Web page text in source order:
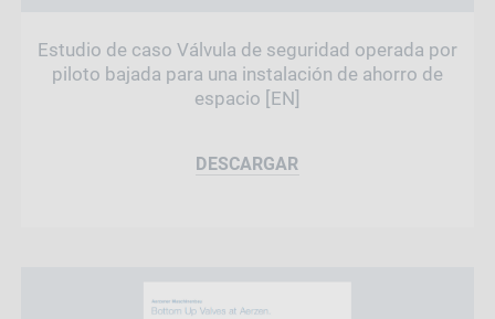
Estudio de caso Válvula de seguridad operada por
piloto bajada para una instalación de ahorro de
espacio [EN]
DESCARGAR